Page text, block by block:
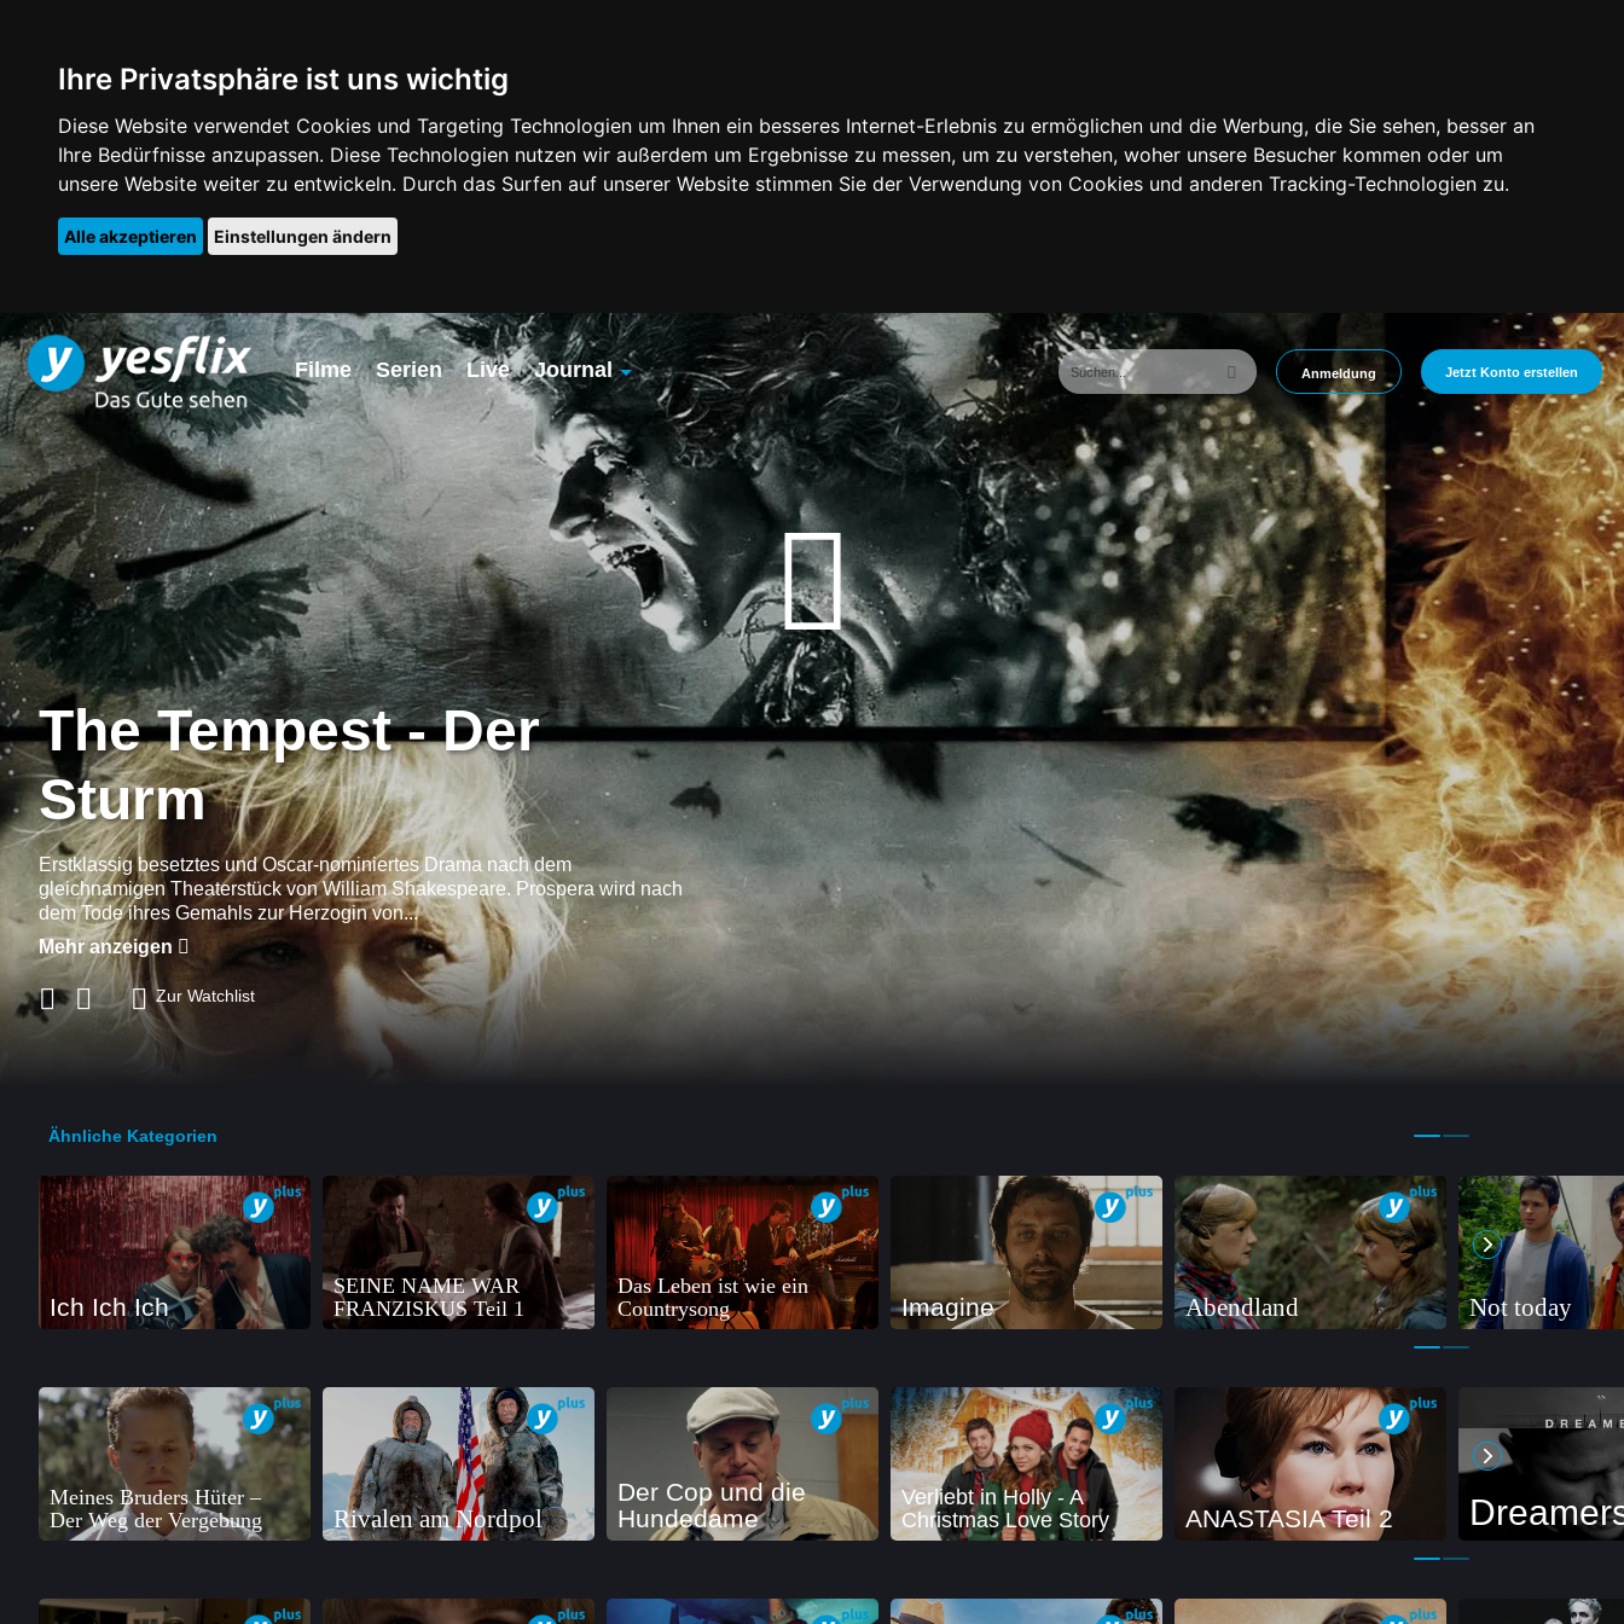
Ihre Privatsphäre ist uns wichtig
Diese Website verwendet Cookies und Targeting Technologien um Ihnen ein besseres Internet-Erlebnis zu ermöglichen und die Werbung, die Sie sehen, besser an
Ihre Bedürfnisse anzupassen. Diese Technologien nutzen wir außerdem um Ergebnisse zu messen, um zu verstehen, woher unsere Besucher kommen oder um
unsere Website weiter zu entwickeln. Durch das Surfen auf unserer Website stimmen Sie der Verwendung von Cookies und anderen Tracking-Technologien zu.
Alle akzeptieren Einstellungen ändern
Filme Serien Live
Journal
Übersicht
Anmeldung Jetzt Konto erstellen
The Tempest - Der
Sturm
Erstklassig besetztes und Oscar-nominiertes Drama nach dem
gleichnamigen Theaterstück von William Shakespeare. Prospera wird nach
dem Tode ihres Gemahls zur Herzogin von...
Mehr anzeigen
Zur Watchlist
Ähnliche Kategorien
Ich Ich Ich
SEINE NAME WAR
FRANZISKUS Teil 1
Das Leben ist wie ein
Countrysong
Imagine Abendland Not today
Meines Bruders Hüter –
Der Weg der Vergebung
Rivalen am Nordpol
Der Cop und die
Hundedame
Verliebt in Holly - A
Christmas Love Story
ANASTASIA Teil 2